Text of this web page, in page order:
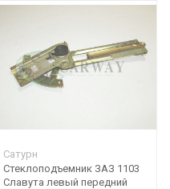
Сатурн
Стеклоподъемник ЗАЗ 1103
Славута левый передний